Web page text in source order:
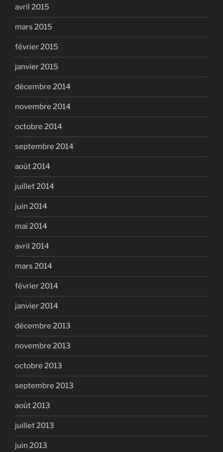
avril 2015
mars 2015
février 2015
janvier 2015
décembre 2014
novembre 2014
octobre 2014
septembre 2014
août 2014
juillet 2014
juin 2014
mai 2014
avril 2014
mars 2014
février 2014
janvier 2014
décembre 2013
novembre 2013
octobre 2013
septembre 2013
août 2013
juillet 2013
juin 2013